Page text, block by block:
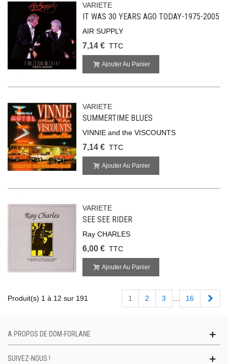
VARIETE
IT WAS 30 YEARS AGO TODAY-1975-2005
AIR SUPPLY
7,14 € TTC
Ajouter Au Panier
VARIETE
SUMMERTIME BLUES
VINNIE and the VISCOUNTS
7,14 € TTC
Ajouter Au Panier
VARIETE
SEE SEE RIDER
Ray CHARLES
6,00 € TTC
Ajouter Au Panier
Produit(s) 1 à 12 sur 191 1 2 3 16
A PROPOS DE DOM-FORLANE
SUIVEZ-NOUS !